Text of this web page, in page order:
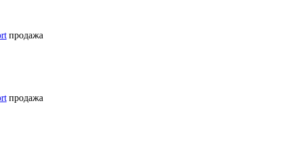
продажа
продажа